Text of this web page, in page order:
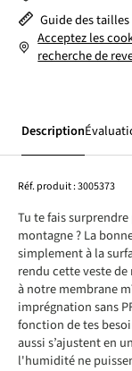
Guide des tailles
Acceptez les
recherche de
Description
Réf. produit :3005373
Tu te fais
montagne ? La
simplement à la
rendu cette veste
à notre membrane
imprégnation sans
fonction de tes
aussi s’ajustent en
l'humidité ne